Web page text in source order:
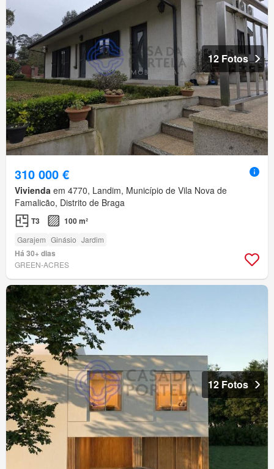
12 Fotos
310 000 €
Vivienda em 4770, Landim, Município de Vila Nova de
Famalicão, Distrito de Braga
T3 100 m²
Garajem Ginásio Jardim
Há 30+ dias
GREEN-ACRES
12 Fotos